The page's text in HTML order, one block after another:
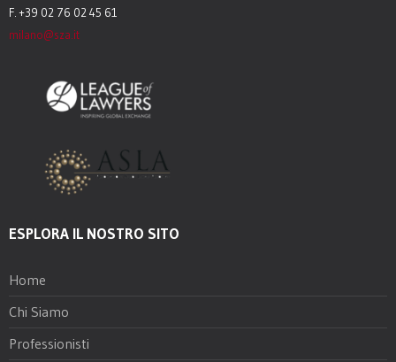
F. +39 02 76 02 45 61
milano@sza.it
ESPLORA IL NOSTRO SITO
Home
Chi Siamo
Professionisti